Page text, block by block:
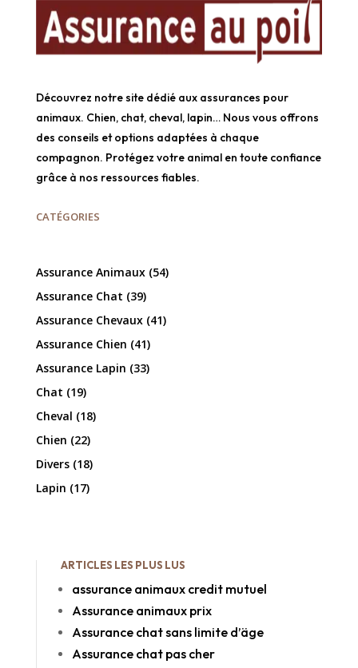
Découvrez notre site dédié aux assurances pour
animaux. Chien, chat, cheval, lapin… Nous vous offrons
des conseils et options adaptées à chaque
compagnon. Protégez votre animal en toute confiance
grâce à nos ressources fiables.
CATÉGORIES
Assurance Animaux(54)
Assurance Chat (39)
Assurance Chevaux(41)
Assurance Chien (41)
Assurance Lapin (33)
Chat (19)
Cheval (18)
Chien (22)
Divers(18)
Lapin (17)
ARTICLES LES PLUS LUS
assurance animaux credit mutuel
Assurance animaux prix
Assurance chat sans limite d’äge
Assurance chat pas cher